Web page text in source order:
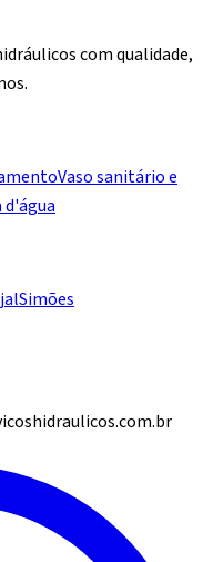
com qualidade,
Vaso sanitário e
d'água
Simões